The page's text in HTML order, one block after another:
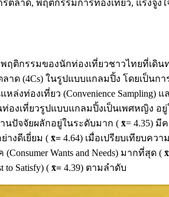
ตลาด, พฤติกรรมการท่องเที่ยว, แรงจูงใ
รรมของนักท่องเที่ยวชาวไทยที่เดินท
าด (4Cs) ในรูปแบบแกลมปิ้ง โดยเป็น
งท่องเที่ยว (Convenience
งเที่ยวรูปแบบแกลมปิ้งเป็นเพศหญิง
นปัจจัยผลักอยู่ในระดับมาก ( x̄= 4.35) มี
างดีเยี่ยม ( x̄= 4.64) เมื่อเปรียบเทียบค
Wants and Needs) มากที่สุด ( x̄
Satisfy) ( x̄= 4.39) ตามลำดับ